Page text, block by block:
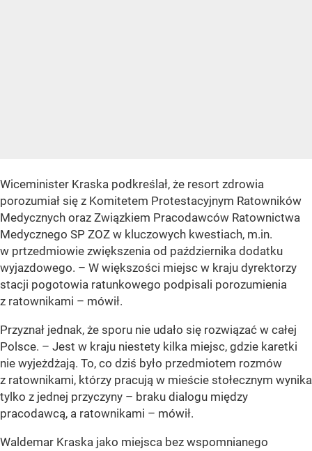
Wiceminister Kraska podkreślał, że resort zdrowia
porozumiał się z Komitetem Protestacyjnym Ratowników
Medycznych oraz Związkiem Pracodawców Ratownictwa
Medycznego SP ZOZ w kluczowych kwestiach, m.in.
w prtzedmiowie zwiększenia od października dodatku
wyjazdowego. – W większości miejsc w kraju dyrektorzy
stacji pogotowia ratunkowego podpisali porozumienia
z ratownikami – mówił.
Przyznał jednak, że sporu nie udało się rozwiązać w całej
Polsce. – Jest w kraju niestety kilka miejsc, gdzie karetki
nie wyjeżdżają. To, co dziś było przedmiotem rozmów
z ratownikami, którzy pracują w mieście stołecznym wynika
tylko z jednej przyczyny – braku dialogu między
pracodawcą, a ratownikami – mówił.
Waldemar Kraska jako miejsca bez wspomnianego